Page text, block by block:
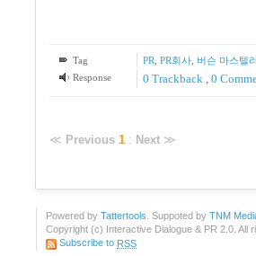
Tag PR PR회사, 버슨 마스텔
Response
0 Trackback 0
≪ Previous 1 : Next ≫
Powered by Tattertools. Suppoted by TNM
Copyright (c) Interactive Dialogue & PR 2.0. All
Subscribe to RSS